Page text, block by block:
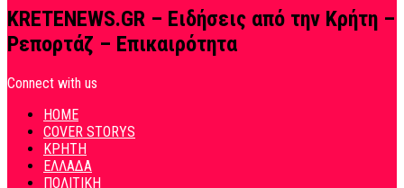
KRETENEWS.GR – Ειδήσεις από την Κρήτη –
Ρεπορτάζ – Επικαιρότητα
Connect with us
HOME
COVER STORYS
ΚΡΗΤΗ
ΕΛΛΑΔΑ
ΠΟΛΙΤΙΚΗ